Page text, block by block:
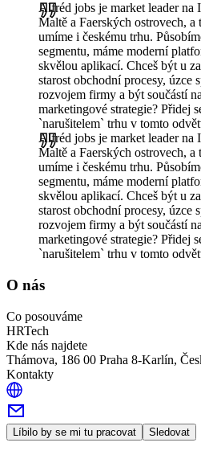
Alfréd jobs je market leader na
Maltě a Faerských ostrovech, a
umíme i českému trhu.
segmentu, máme moderní
skvělou aplikací. Chceš být u
starost obchodní procesy, úzce
rozvojem firmy a být součástí
marketingové strategie? Přidej
`narušitelem` trhu v tomto
Alfréd jobs je market leader na
Maltě a Faerských ostrovech, a
umíme i českému trhu.
segmentu, máme moderní
skvělou aplikací. Chceš být u
starost obchodní procesy, úzce
rozvojem firmy a být součástí
marketingové strategie? Přidej
`narušitelem` trhu v tomto
O nás
Co posouváme
HRTech
Kde nás najdete
Thámova, 186 00 Praha 8-Karlín,
Kontakty
Líbilo by se mi tu pracovat Sledovat